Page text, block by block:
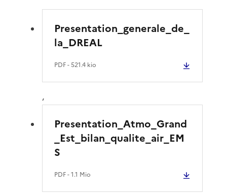
Presentation_generale_de_
la_DREAL
PDF- 521.4 kio
,
Presentation_Atmo_Grand
_Est_bilan_qualite_air_EM
S
PDF- 1.1 Mio